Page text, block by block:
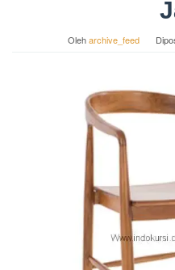
Oleharchive_feed